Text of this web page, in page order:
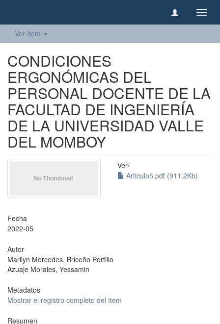
Ver ítem
CONDICIONES
ERGONÓMICAS DEL
PERSONAL DOCENTE DE LA
FACULTAD DE INGENIERÍA
DE LA UNIVERSIDAD VALLE
DEL MOMBOY
Ver/
Articulo5.pdf (911.2Kb)
Fecha
2022-05
Autor
Marilyn Mercedes, Briceño Portillo
Azuaje Morales, Yessamin
Metadatos
Mostrar el registro completo del ítem
Resumen